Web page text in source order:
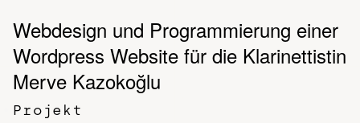
Webdesign und Programmierung einer
Wordpress Website für die Klarinettistin
Merve Kazokoğlu
Projekt